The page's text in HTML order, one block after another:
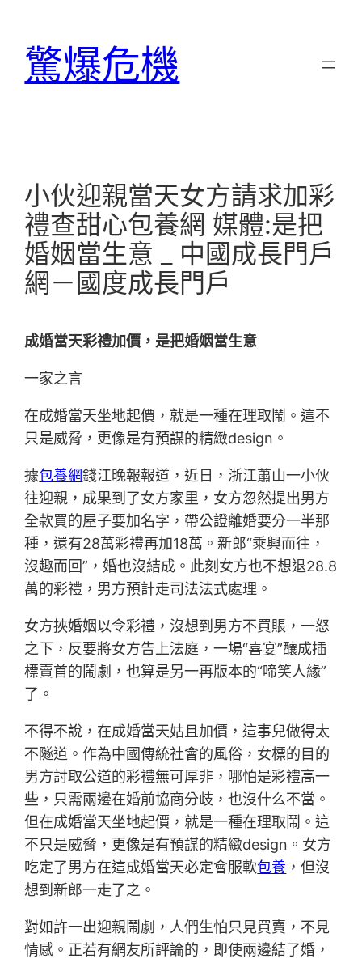
驚爆危機
小伙迎親當天女方請求加彩
禮查甜心包養網 媒體:是把
婚姻當生意 _ 中國成長門戶
網－國度成長門戶
成婚當天彩禮加價，是把婚姻當生意
一家之言
在成婚當天坐地起價，就是一種在理取鬧。這不
只是威脅，更像是有預謀的精緻design。
據包養網錢江晚報報道，近日，浙江蕭山一小伙
往迎親，成果到了女方家里，女方忽然提出男方
全款買的屋子要加名字，帶公證離婚要分一半那
種，還有28萬彩禮再加18萬。新郎“乘興而往，
沒趣而回”，婚也沒結成。此刻女方也不想退28.8
萬的彩禮，男方預計走司法法式處理。
女方挾婚姻以令彩禮，沒想到男方不買賬，一怒
之下，反要將女方告上法庭，一場“喜宴”釀成插
標賣首的鬧劇，也算是另一再版本的“啼笑人緣”
了。
不得不說，在成婚當天姑且加價，這事兒做得太
不隧道。作為中國傳統社會的風俗，女標的目的
男方討取公道的彩禮無可厚非，哪怕是彩禮高一
些，只需兩邊在婚前協商分歧，也沒什么不當。
但在成婚當天坐地起價，就是一種在理取鬧。這
不只是威脅，更像是有預謀的精緻design。女方
吃定了男方在這成婚當天必定會服軟包養 ，但沒
想到新郎一走了之。
對如許一出迎親鬧劇，人們生怕只見買賣，不見
情感。正若有網友所評論的，即使兩邊結了婚，